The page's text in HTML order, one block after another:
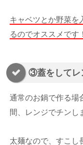
キャベツとか野菜を
るのでオススメです！
③蓋をしてレ
通常のお鍋で作る場
間、レンジでチンし
太麺なので、すこし